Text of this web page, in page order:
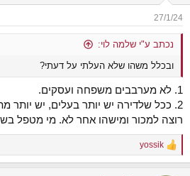
27/1/24
נכתב ע"י שלמה לוי:
ובכלל משהו שלא העלתי על דעתי?
1. לא מערבבים משפחה ועסקים.
2. ככל שלדירה יש יותר בעלים, יש יותר
רוצה למכור ומישהו אחר לא. מי מטפל
R
e
yossik